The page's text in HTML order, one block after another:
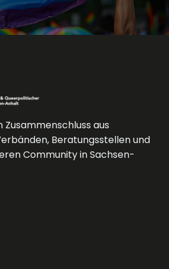
Zusammenschluss aus
Beratungsstellen und
Community in Sachsen-